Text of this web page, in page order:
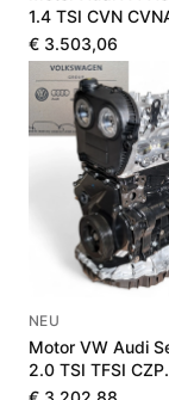
1.4 TSI CVN
km
€ 3.503,06
NEU
Motor VW Audi
2.0 TSI TFSI CZP
06K100036J